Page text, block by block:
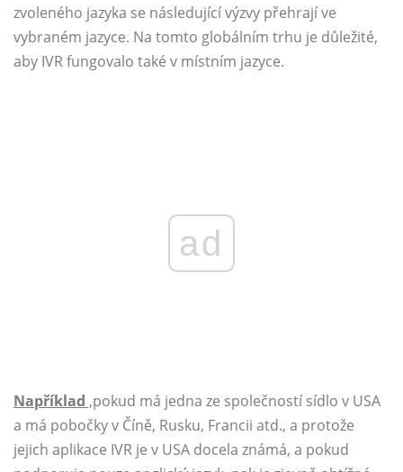
zvoleného jazyka se následující výzvy přehrají ve
vybraném jazyce. Na tomto globálním trhu je důležité,
aby IVR fungovalo také v místním jazyce.
ad
Například ,pokud má jedna ze společností sídlo v USA
a má pobočky v Číně, Rusku, Francii atd., a protože
jejich aplikace IVR je v USA docela známá, a pokud